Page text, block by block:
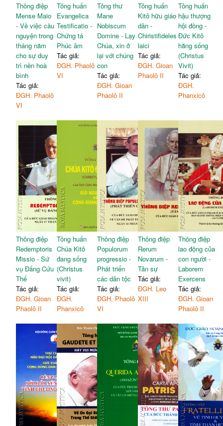
Thông điệp
Mense Maio
- Về việc cầu
nguyện trong
tháng năm
cho sự duy
trì nền hoà
bình
Tác giả:
ĐGH. Phaolô
VI
Tông huấn
Evangelica
Testificatio -
Chứng tá
Phúc âm
Tác giả:
ĐGH. Phaolô
VI
Tông thư
Mane
Nobiscum
Domine - Lạy
Chúa, xin ở
lại với chúng
con
Tác giả:
ĐGH. Gioan
Phaolô II
Tông huấn
Kitô hữu giáo
dân -
Chiristifideles
laici
Tác giả:
ĐGH. Gioan
Phaolô II
Tông huấn
hậu thượng
hội đồng -
Đức Kitô
hằng sống
(Christus
Vivit)
Tác giả:
ĐGH.
Phanxicô
Thông điệp
Redemptoris
Missio - Sứ
vụ Đấng Cứu
Thế
Tác giả:
ĐGH. Gioan
Phaolô II
Tông huấn
Chúa Kitô
đang sống
(Christus
vivit)
Tác giả:
ĐGH.
Phanxicô
Thông điệp
Populorum
progressio -
Phát triển
các dân tộc
Tác giả:
ĐGH. Phaolô
VI
Thông điệp
Rerum
Novarum -
Tân sự
Tác giả:
ĐGH. Leo
XIII
Thông điệp
lao động của
con người -
Laborem
Exercens
Tác giả:
ĐGH. Gioan
Phaolô II